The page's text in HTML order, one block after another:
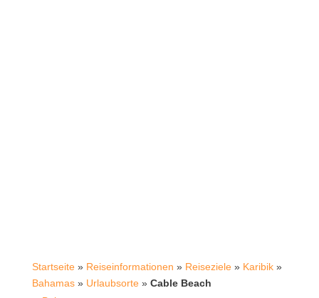
Startseite» Reiseinformationen » Reiseziele» Karibik»
Bahamas» Urlaubsorte» Cable Beach